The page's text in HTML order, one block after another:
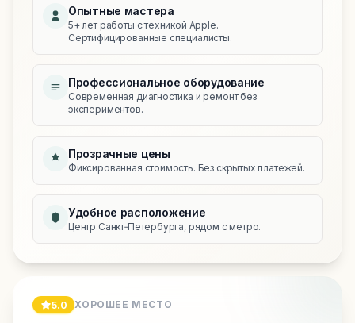
Опытные мастера
5+ лет работы с техникой Apple.
Сертифицированные специалисты.
Профессиональное оборудование
Современная диагностика и ремонт без
экспериментов.
Прозрачные цены
Фиксированная стоимость. Без скрытых платежей.
Удобное расположение
Центр Санкт‑Петербурга, рядом с метро.
5.0 ХОРОШЕЕ МЕСТО